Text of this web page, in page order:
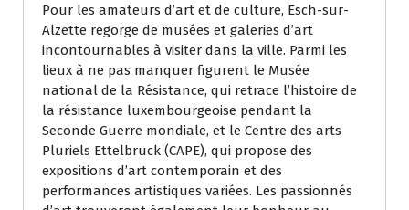
Pour les amateurs d’art et de culture, Esch-sur-
Alzette regorge de musées et galeries d’art
incontournables à visiter dans la ville. Parmi les
lieux à ne pas manquer figurent le Musée
national de la Résistance, qui retrace l’histoire de
la résistance luxembourgeoise pendant la
Seconde Guerre mondiale, et le Centre des arts
Pluriels Ettelbruck (CAPE), qui propose des
expositions d’art contemporain et des
performances artistiques variées. Les passionnés